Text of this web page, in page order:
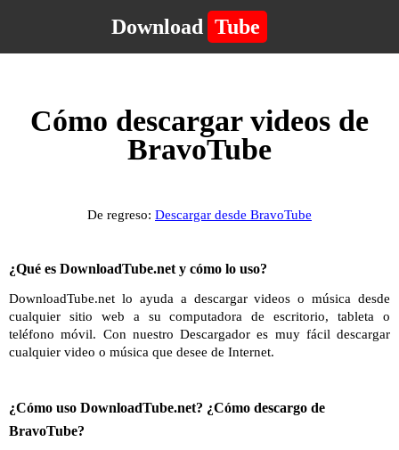
Download Tube
Cómo descargar videos de
BravoTube
De regreso: Descargar desde BravoTube
¿Qué es DownloadTube.net y cómo lo uso?
DownloadTube.net lo ayuda a descargar videos o música desde
cualquier sitio web a su computadora de escritorio, tableta o
teléfono móvil. Con nuestro Descargador es muy fácil descargar
cualquier video o música que desee de Internet.
¿Cómo uso DownloadTube.net? ¿Cómo descargo de
BravoTube?